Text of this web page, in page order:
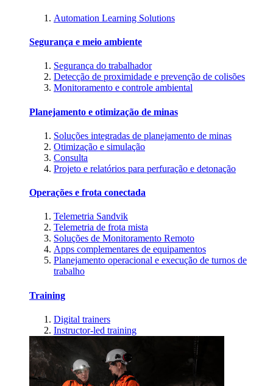
Automation Learning Solutions
Segurança e meio ambiente
Segurança do trabalhador
Detecção de proximidade e prevenção de colisões
Monitoramento e controle ambiental
Planejamento e otimização de minas
Soluções integradas de planejamento de minas
Otimização e simulação
Consulta
Projeto e relatórios para perfuração e detonação
Operações e frota conectada
Telemetria Sandvik
Telemetria de frota mista
Soluções de Monitoramento Remoto
Apps complementares de equipamentos
Planejamento operacional e execução de turnos de
trabalho
Training
Digital trainers
Instructor-led training